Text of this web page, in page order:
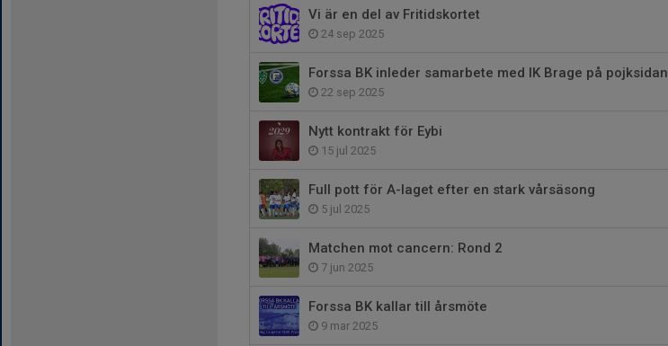
Vi är en del av Fritidskortet
24 sep 2025
Forssa BK inleder samarbete med IK Brage på pojksidan
22 sep 2025
Nytt kontrakt för Eybi
15 jul 2025
Full pott för A-laget efter en stark vårsäsong
5 jul 2025
Matchen mot cancern: Rond 2
7 jun 2025
Forssa BK kallar till årsmöte
9 mar 2025